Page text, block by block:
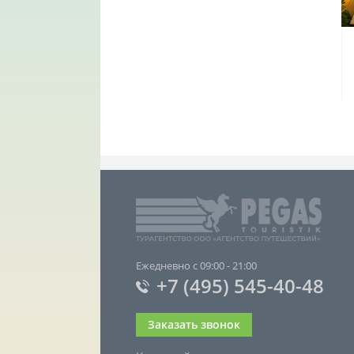
Ежедневно с 09:00 - 21:00
+7 (495) 545-40-48
Заказать звонок